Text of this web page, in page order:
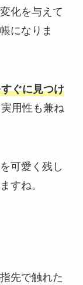
化を与えて
になりま
ぐに見つけ
用性も兼ね
可愛く残し
すね。
先で触れた